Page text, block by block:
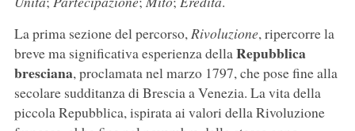
La prima sezione del percorso,Rivoluzione,ripercorre la
breve ma significativa esperienza dellaRepubblica
bresciana, proclamata nel marzo 1797, che pose fine alla
secolare sudditanza di Brescia a Venezia. La vita della
piccola Repubblica, ispirata ai valori della Rivoluzione